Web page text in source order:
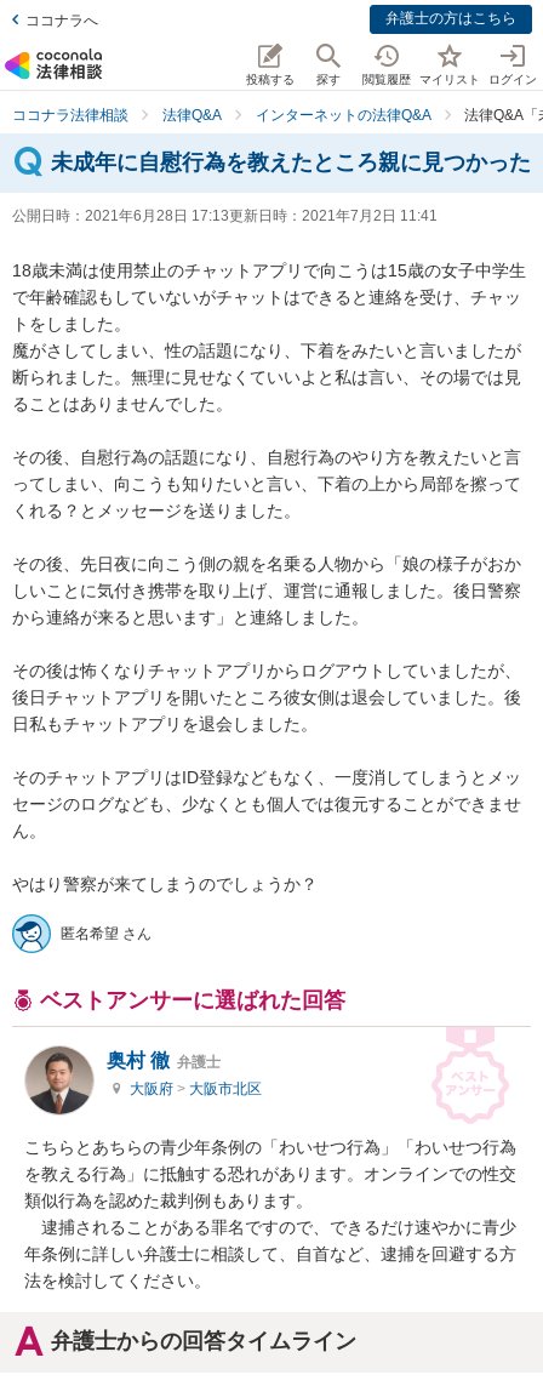
ココナラへ 弁護士の方はこちら
投稿する 探す 閲覧履歴 マイリスト ログイン
ココナラ法律相談 法律Q&A インターネットの法律Q&A 法律Q&A
未成年に自慰行為を教えたところ親に見つかった
公開日時： 2021年6月28日 17:13更新日時： 2021年7月2日 11:41
18歳未満は使用禁止のチャットアプリで向こうは15歳の女子中学生
で年齢確認もしていないがチャットはできると連絡を受け、チャッ
トをしました。
魔がさしてしまい、性の話題になり、下着をみたいと言いましたが
断られました。無理に見せなくていいよと私は言い、その場では見
ることはありませんでした。
その後、自慰行為の話題になり、自慰行為のやり方を教えたいと言
ってしまい、向こうも知りたいと言い、下着の上から局部を擦って
くれる？とメッセージを送りました。
その後、先日夜に向こう側の親を名乗る人物から「娘の様子がおか
しいことに気付き携帯を取り上げ、運営に通報しました。後日警察
から連絡が来ると思います」と連絡しました。
その後は怖くなりチャットアプリからログアウトしていましたが、
後日チャットアプリを開いたところ彼女側は退会していました。後
日私もチャットアプリを退会しました。
そのチャットアプリはID登録などもなく、一度消してしまうとメッ
セージのログなども、少なくとも個人では復元することができませ
ん。
やはり警察が来てしまうのでしょうか？
匿名希望 さん
ベストアンサーに選ばれた回答
奥村 徹 弁護士
大阪府 > 大阪市北区
こちらとあちらの青少年条例の「わいせつ行為」「わいせつ行為
を教える行為」に抵触する恐れがあります。オンラインでの性交
類似行為を認めた裁判例もあります。
逮捕されることがある罪名ですので、できるだけ速やかに青少
年条例に詳しい弁護士に相談して、自首など、逮捕を回避する方
法を検討してください。
弁護士からの回答タイムライン